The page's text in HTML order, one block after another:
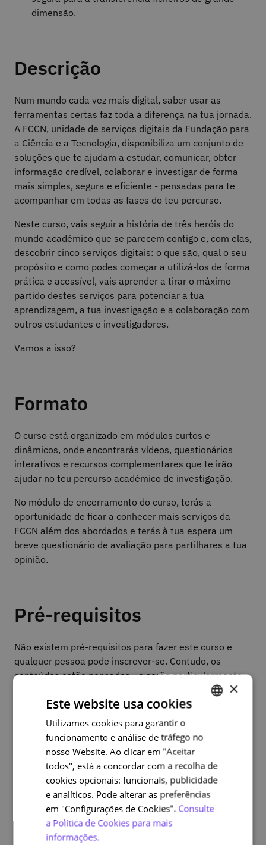
dimensão.
Descrição
Num mundo cada vez mais digital, saber usar as
ferramentas certas faz toda a diferença na tua jornada.
A FCCN, unidade de serviços digitais da Fundação para
a Ciência e a Tecnologia, disponibiliza um conjunto de
soluções que te ajudam a estudar, comunicar, obter
informação credível, colaborar e investigar de forma
mais simples, segura e eficiente - pensadas para te
acompanhar em todas as fases do teu percurso.
Neste curso, vais seguir a história de três heróis do
mundo académico que se parecem contigo e, com elas,
descobrir cinco serviços digitais: o que são, qual o seu
propósito e como podes começar a utilizá-los de forma
prática e acessível, vais aprender a tirar o máximo
partido destes serviços para potenciar a tua
aprendizagem, a tua investigação e a colaboração com
outros estudantes e investigadores.
Vamos a isso?
Formato
O curso está organizado em módulos curtos e
dinâmicos, onde encontrarás vídeos, questionários
interativos e recursos complementares que te irão
ajudar no teu percurso académico de investigação.
No módulo de encerramento do curso, terás a
oportunidade de ficar a conhecer mais serviços da
FCCN além dos abordados e terás à tua espera um
breve questionário de avaliação para partilhares a tua
opinião.
Pré-requisitos
Não existem pré-requisitos para fazer este curso e
qualquer pessoa pode inscrever-se. Contudo, os
conteúdos estão pensados - e serão particularmente
benéficos - para estudantes de ensino superior e
investigadores de qualquer área de estudo.
Avaliação e certificação
Avaliação contínua no final de cada módulo, sendo
necessário atingir 60% para a obtenção de certificado.
Durante o curso existem também atividades de
carácter informativo.
ENGLISH
×
Este website usa cookies
Utilizamos cookies para garantir o
funcionamento e análise de tráfego no
nosso Website. Ao clicar em "Aceitar
todos", está a concordar com a recolha de
cookies opcionais: funcionais, publicidade
e analíticos. Pode alterar as preferências
em "Configurações de Cookies". Consulte
a Política de Cookies para mais
informações.